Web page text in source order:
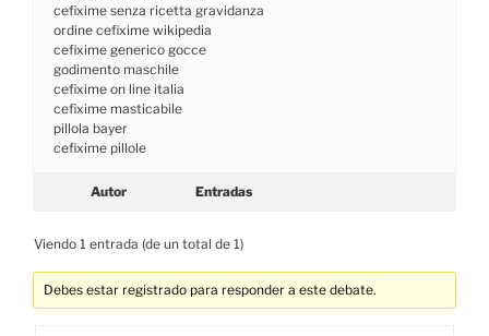
cefixime senza ricetta gravidanza
ordine cefixime wikipedia
cefixime generico gocce
godimento maschile
cefixime on line italia
cefixime masticabile
pillola bayer
cefixime pillole
Autor Entradas
Viendo 1 entrada (de un total de 1)
Debes estar registrado para responder a este debate.